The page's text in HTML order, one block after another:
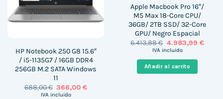
HP Notebook 250 G8 15.6″
/ i5-1135G7 / 16GB DDR4
256GB M.2 SATA Windows
11
688,00€ El
precio
366,00€El
IVA incluido
Apple Macbook Pro 16″/
M5 Max 18-Core CPU/
36GB/ 2TB SSD/ 32-Core
GPU/ Negro Espacial
6.413,88€ El
precio
era:
6.413,88 €.
4.983,99 €El
IVA incluido
Añadir al carrito